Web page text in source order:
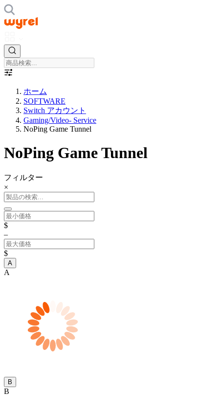
ホーム
SOFTWARE
Switch アカウント
Gaming/Video- Service
NoPing Game Tunnel
NoPing Game Tunnel
フィルター
×
$
–
$
A
A
B
B